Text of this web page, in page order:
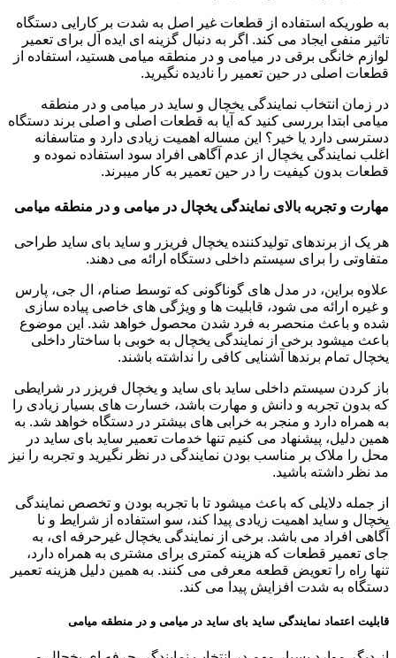
به طوریکه استفاده از قطعات غیر اصل به شدت بر کارایی دستگاه
تاثیر منفی ایجاد می کند. اگر به دنبال گزینه ای ایده آل برای تعمیر
لوازم خانگی برقی در میامی و در منطقه میامی هستید، استفاده از
قطعات اصلی در حین تعمیر را نادیده نگیرید.
در زمان انتخاب نمایندگی یخچال و ساید در میامی و در منطقه
میامی ابتدا بررسی کنید که آیا به قطعات اصلی و اصلی برند دستگاه
دسترسی دارد یا خیر؟ این مساله اهمیت زیادی دارد و متاسفانه
اغلب نمایندگی یخچال از عدم آگاهی افراد سود استفاده نموده و
قطعات بدون کیفیت را در حین تعمیر به کار میبرند.
مهارت و تجربه بالای نمایندگی یخچال در میامی و در منطقه میامی
هر یک از برندهای تولیدکننده یخچال فریزر و ساید بای ساید طراحی
متفاوتی را برای سیستم داخلی دستگاه ارائه می دهند.
علاوه براین، در مدل های گوناگونی که توسط صنام، ال جی، پارس
و غیره ارائه می شود، قابلیت ها و ویژگی های خاصی پیاده سازی
شده و باعث منحصر به فرد شدن محصول خواهد شد. این موضوع
باعث میشود برخی از نمایندگی یخچال به خوبی با ساختار داخلی
یخچال تمام برندها آشنایی کافی را نداشته باشند.
باز کردن سیستم داخلی ساید بای ساید و یخچال فریزر در شرایطی
که بدون تجربه و دانش و مهارت باشد، خسارت های بسیار زیادی را
به همراه دارد و منجر به خرابی های بیشتر در دستگاه خواهد شد. به
همین دلیل، پیشنهاد می کنیم تنها خدمات تعمیر ساید بای ساید در
محل را ملاک بر مناسب بودن نمایندگی در نظر نگیرید و تجربه را نیز
مد نظر داشته باشید.
از جمله دلایلی که باعث میشود تا با تجربه بودن و تخصص نمایندگی
یخچال و ساید اهمیت زیادی پیدا کند، سو استفاده از شرایط و نا
آگاهی افراد می باشد. برخی از نمایندگی یخچال غیرحرفه ای، به
جای تعمیر قطعات که هزینه کمتری برای مشتری به همراه دارد،
تنها راه را تعویض قطعه معرفی می کنند. به همین دلیل هزینه تعمیر
دستگاه به شدت افزایش پیدا می کند.
قابلیت اعتماد نمایندگی ساید بای ساید در میامی و در منطقه میامی